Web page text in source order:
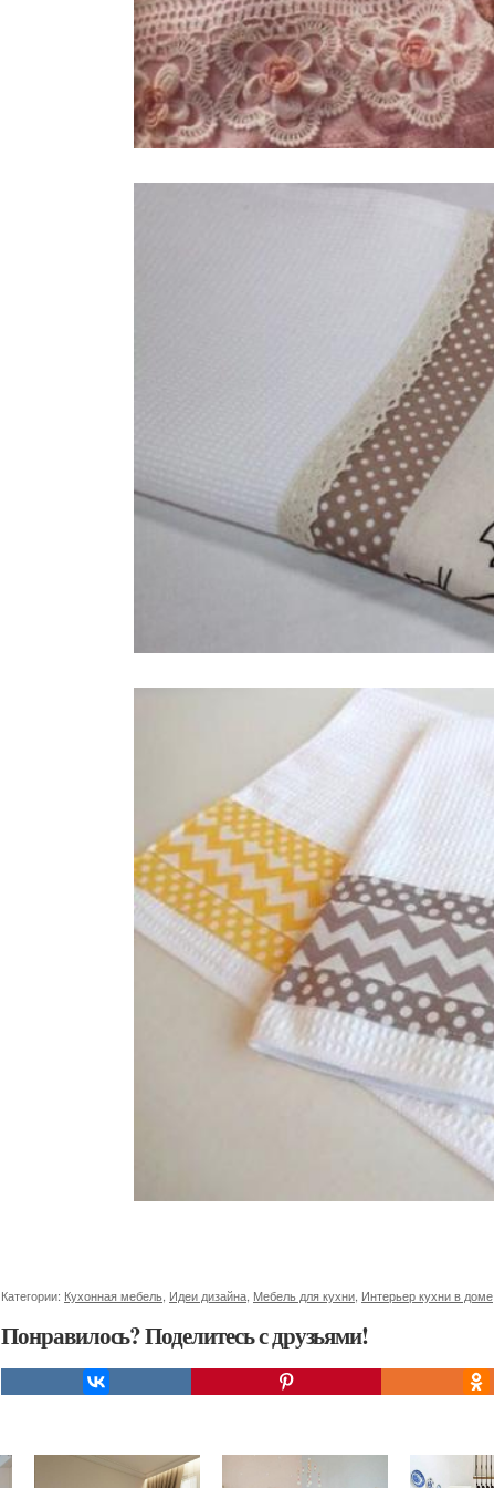
Категории: Кухонная мебель Идеи дизайна Мебель для кухни Интерьер кухни в доме
Понравилось? Поделитесь с друзьями!